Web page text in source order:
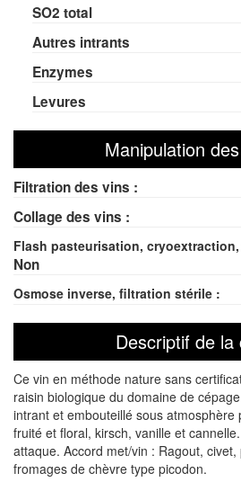
SO2 total
Autres intrants
Enzymes
Levures
Manipulation
Filtration des vins :
Collage des vins :
Flash pasteurisation,
Non
Osmose inverse, filtration stérile :
Descriptif de la
Ce vin en méthode nature sans
raisin biologique du domaine de
intrant et embouteillé sous atmosphère
fruité et floral, kirsch, vanille et
attaque. Accord met/vin : Ragout, civet,
fromages de chèvre type picodon.